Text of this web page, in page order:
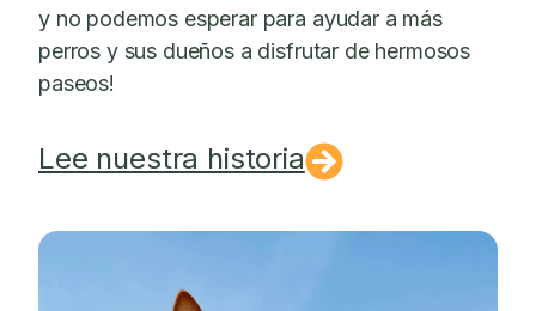
y no podemos esperar para ayudar a más
perros y sus dueños a disfrutar de hermosos
paseos!
Lee nuestra historia